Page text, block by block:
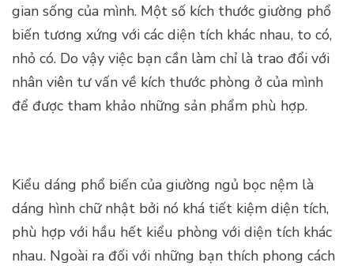
gian sống của mình. Một số kích thước giường phổ
biến tương xứng với các diện tích khác nhau, to có,
nhỏ có. Do vậy việc bạn cần làm chỉ là trao đổi với
nhân viên tư vấn về kích thước phòng ở của mình
để được tham khảo những sản phẩm phù hợp.
Kiểu dáng phổ biến của giường ngủ bọc nệm là
dáng hình chữ nhật bởi nó khá tiết kiệm diện tích,
phù hợp với hầu hết kiểu phòng với diện tích khác
nhau. Ngoài ra đối với những bạn thích phong cách